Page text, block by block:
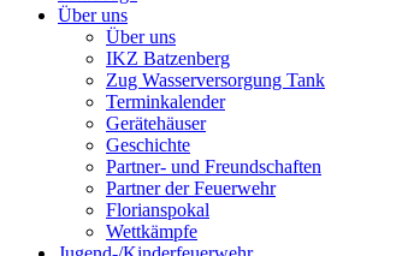
Über uns
Über uns
IKZ Batzenberg
Zug Wasserversorgung Tank
Terminkalender
Gerätehäuser
Geschichte
Partner- und Freundschaften
Partner der Feuerwehr
Florianspokal
Wettkämpfe